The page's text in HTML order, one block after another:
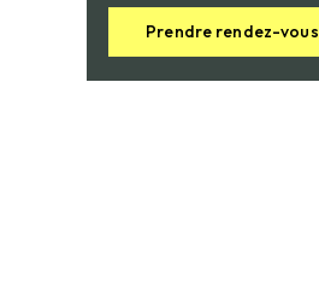
Prendre rendez-vous